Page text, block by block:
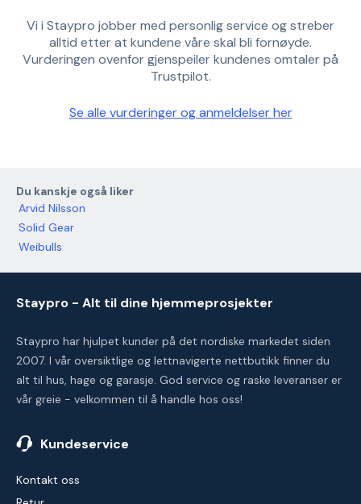
Vi i Staypro jobber med personlig service og streber
alltid etter at kundene våre skal bli fornøyde.
Vurderingen ovenfor gjenspeiler kundenes omtaler på
Trustpilot.
Se alle vurderinger og anmeldelser her
Du kanskje også liker
Arvid Nilsson
Solid Gear
Weibulls
Staypro - Alt til dine hjemmeprosjekter
Staypro har hjulpet kunder på det nordiske markedet siden
2007. I vår oversiktlige og lettnavigerte nettbutikk finner du
alt til hus, hage og garasje. God service og raske leveranser er
vår greie - velkommen til å handle hos oss!
Kundeservice
Kontakt oss